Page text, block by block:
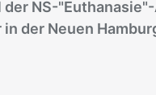
der NS-
in der Neuen